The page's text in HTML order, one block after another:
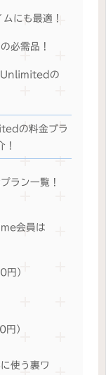
にも最適！
必需品！
の
の料金プラ
！
ン一覧！
会員は
）
）
使う裏ワ